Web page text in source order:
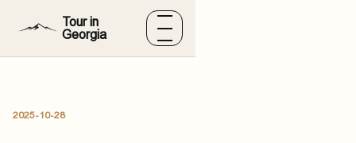
Tour in
Georgia
მენიუ
2025-10-28